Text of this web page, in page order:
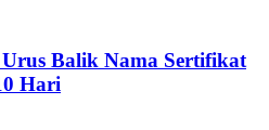
Balik Nama Sertifikat
Hari